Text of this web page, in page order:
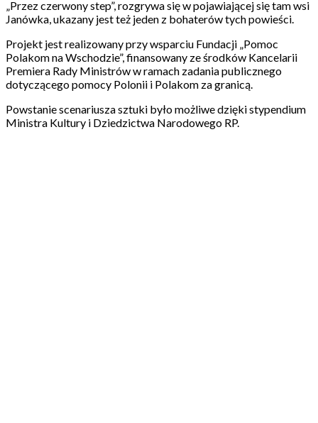
„Przez czerwony step”, rozgrywa się w pojawiającej się tam wsi
Janówka, ukazany jest też jeden z bohaterów tych powieści.
Projekt jest realizowany przy wsparciu Fundacji „Pomoc
Polakom na Wschodzie”, finansowany ze środków Kancelarii
Premiera Rady Ministrów w ramach zadania publicznego
dotyczącego pomocy Polonii i Polakom za granicą.
Powstanie scenariusza sztuki było możliwe dzięki stypendium
Ministra Kultury i Dziedzictwa Narodowego RP.